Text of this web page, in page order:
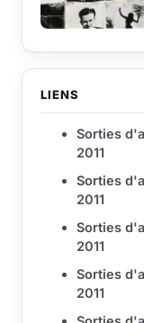
LIENS
Sorties
2011
Sorties
2011
Sorties
2011
Sorties
2011